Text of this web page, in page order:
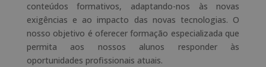
conteúdos formativos, adaptando-nos às novas
exigências e ao impacto das novas tecnologias. O
nosso objetivo é oferecer formação especializada que
permita aos nossos alunos responder às
oportunidades profissionais atuais.